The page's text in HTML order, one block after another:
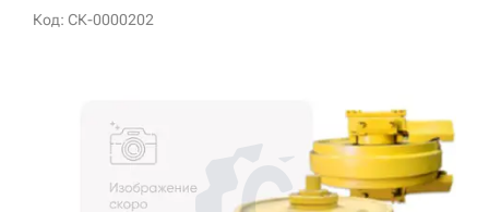
Код: СК-0000202
Контакты
sksale@skdst.ru